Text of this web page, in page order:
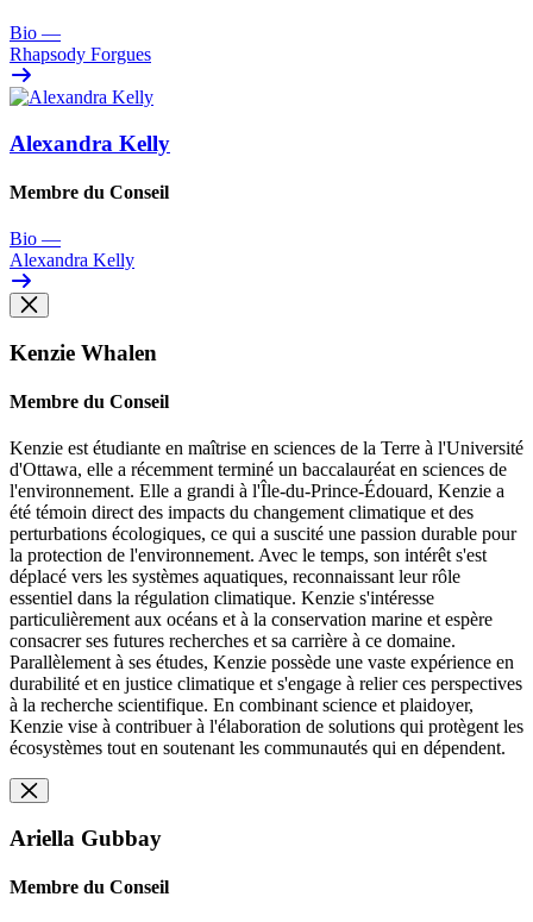
Bio —
Rhapsody Forgues
Alexandra Kelly
Membre du Conseil
Bio —
Alexandra Kelly
Kenzie Whalen
Membre du Conseil
Kenzie est étudiante en maîtrise en sciences de la Terre à l'Université
d'Ottawa, elle a récemment terminé un baccalauréat en sciences de
l'environnement. Elle a grandi à l'Île-du-Prince-Édouard, Kenzie a
été témoin direct des impacts du changement climatique et des
perturbations écologiques, ce qui a suscité une passion durable pour
la protection de l'environnement. Avec le temps, son intérêt s'est
déplacé vers les systèmes aquatiques, reconnaissant leur rôle
essentiel dans la régulation climatique. Kenzie s'intéresse
particulièrement aux océans et à la conservation marine et espère
consacrer ses futures recherches et sa carrière à ce domaine.
Parallèlement à ses études, Kenzie possède une vaste expérience en
durabilité et en justice climatique et s'engage à relier ces perspectives
à la recherche scientifique. En combinant science et plaidoyer,
Kenzie vise à contribuer à l'élaboration de solutions qui protègent les
écosystèmes tout en soutenant les communautés qui en dépendent.
Ariella Gubbay
Membre du Conseil